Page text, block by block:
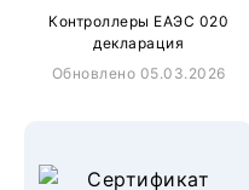
Контроллеры ЕАЭС 020
декларация
Обновлено 05.03.2026